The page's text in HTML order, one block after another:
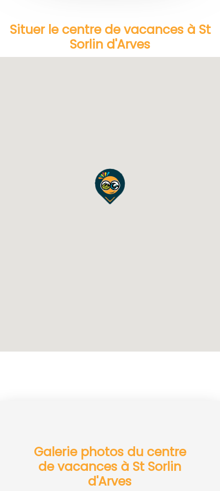
Situer le centre de vacances à St
Sorlin d'Arves
Galerie photos du centre
de vacances à St Sorlin
d'Arves